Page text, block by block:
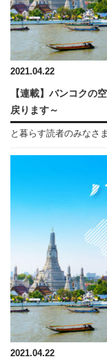
2021.04.22
【連載】バンコクの
戻ります～
と暮らす読者のみなさ
2021.04.22